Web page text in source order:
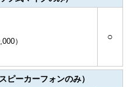
） ○
ーカーフォンのみ）